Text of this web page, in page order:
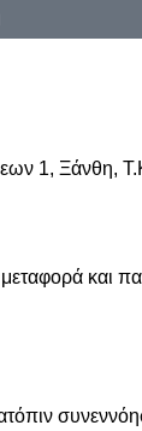
1, Ξάνθη,
και